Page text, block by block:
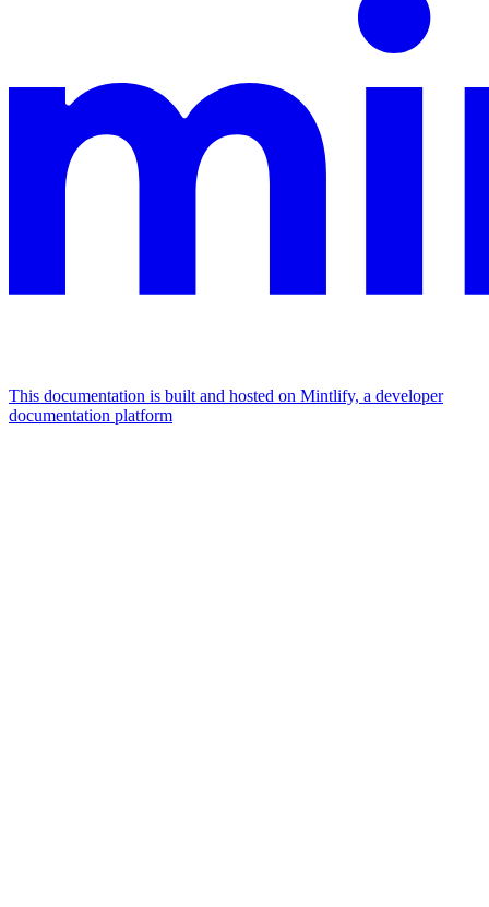
This documentation is built and hosted on Mintlify, a developer
documentation platform